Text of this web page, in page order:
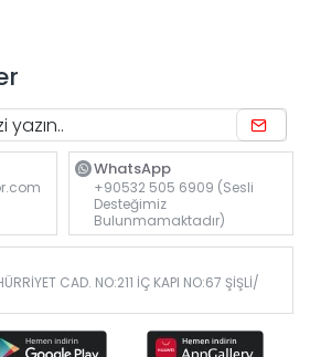
WhatsApp
+90532 505 6909 (Sesli
Desteğimiz
Bulunmamaktadır)
CAD. NO:211 İÇ KAPI NO:67 ŞİŞLİ/